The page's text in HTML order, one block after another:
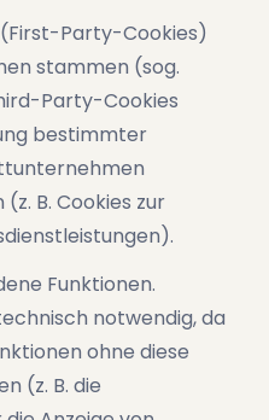
Party-Cookies)
stammen (sog.
Party-Cookies
bestimmter
B. Cookies zur
Funktionen.
notwendig, da
ohne diese
(z. B. die